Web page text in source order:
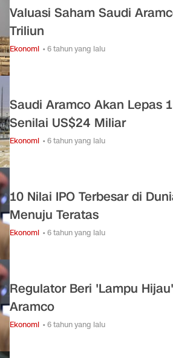
Valuasi Saham Saudi
Triliun
Ekonomi • 6 tahun yang lalu
Saudi Aramco Akan Lepas
Senilai US$24 Miliar
Ekonomi • 6 tahun yang lalu
10 Nilai IPO Terbesar di
Menuju Teratas
Ekonomi • 6 tahun yang lalu
Regulator Beri 'Lampu
Aramco
Ekonomi • 6 tahun yang lalu